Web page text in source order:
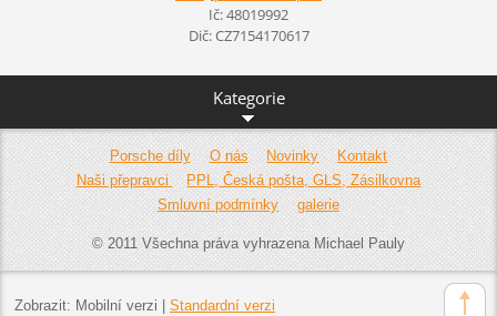
Ič: 48019992
Dič: CZ7154170617
Kategorie
Porsche díly O nás Novinky
Kontakt
Naši přepravci
PPL, Česká pošta, GLS, Zásilkovna
Smluvní podmínky
galerie
© 2011 Všechna práva vyhrazena Michael Pauly
Zobrazit: Mobilní verzi Standardní verzi